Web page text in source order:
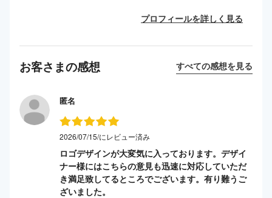
プロフィールを詳しく見る
お客さまの感想 すべての感想を見る
匿名
2026/07/15/にレビュー済み
ロゴデザインが大変気に入っております。デザイ
ナー様にはこちらの意見も迅速に対応していただ
き満足致してるところでございます。有り難うご
ざいました。